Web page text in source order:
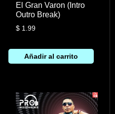
El Gran Varon (Intro
Outro Break)
$ 1.99
Añadir al carrito